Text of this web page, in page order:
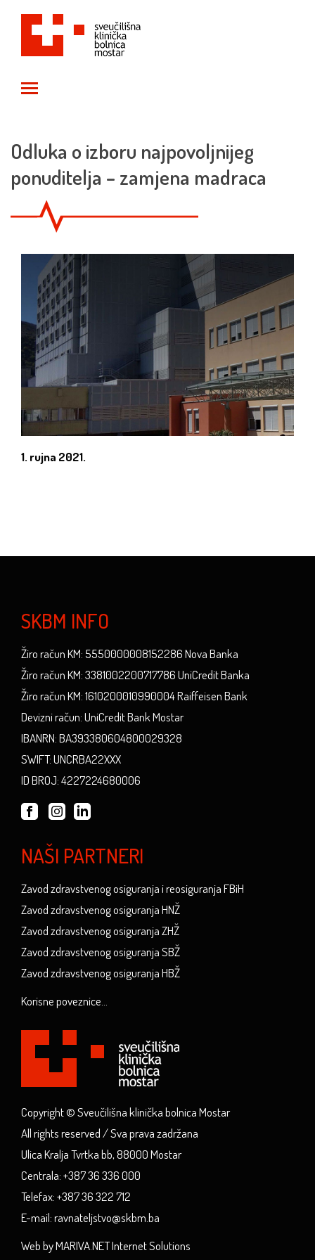
Odluka o izboru najpovoljnijeg
ponuditelja – zamjena madraca
1. rujna 2021.
SKBM INFO
Žiro račun KM: 5550000008152286 Nova Banka
Žiro račun KM: 3381002200717786 UniCredit Banka
Žiro račun KM: 1610200010990004 Raiffeisen Bank
Devizni račun: UniCredit Bank Mostar
IBANRN: BA393380604800029328
SWIFT: UNCRBA22XXX
ID BROJ: 4227224680006
NAŠI PARTNERI
Zavod zdravstvenog osiguranja i reosiguranja FBiH
Zavod zdravstvenog osiguranja HNŽ
Zavod zdravstvenog osiguranja ZHŽ
Zavod zdravstvenog osiguranja SBŽ
Zavod zdravstvenog osiguranja HBŽ
Korisne poveznice...
Copyright © Sveučilišna klinička bolnica Mostar
All rights reserved / Sva prava zadržana
Ulica Kralja Tvrtka bb, 88000 Mostar
Centrala: +387 36 336 000
Telefax: +387 36 322 712
E-mail: ravnateljstvo@skbm.ba
Web by MARIVA.NET Internet Solutions